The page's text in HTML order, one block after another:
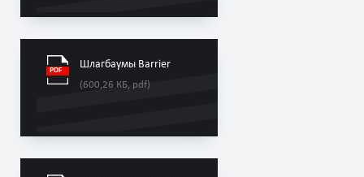
Шлагбаумы Barrier
(600,26 КБ, pdf)